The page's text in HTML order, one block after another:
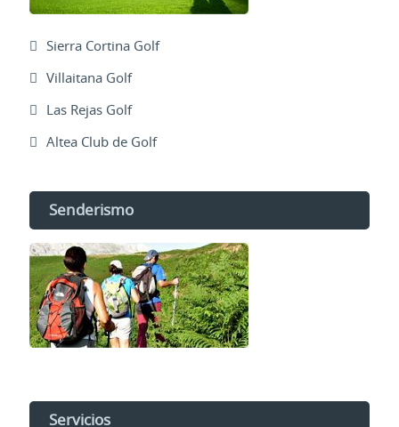
Sierra Cortina Golf
Villaitana Golf
Las Rejas Golf
Altea Club de Golf
Senderismo
Servicios